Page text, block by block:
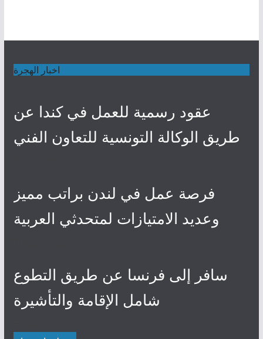
اخبار الهجرة
عقود رسمية للعمل في كندا عن
طريق الوكالة التونسية للتعاون الفني
فرصة عمل في لندن براتب مميز
وعديد الامتيازات لمتحدثي العربية
سافر إلى فرنسا عن طريق التطوع
شامل الإقامة والتأشيرة